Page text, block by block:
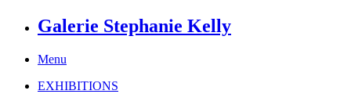
Galerie Stephanie Kelly
Menu
EXHIBITIONS